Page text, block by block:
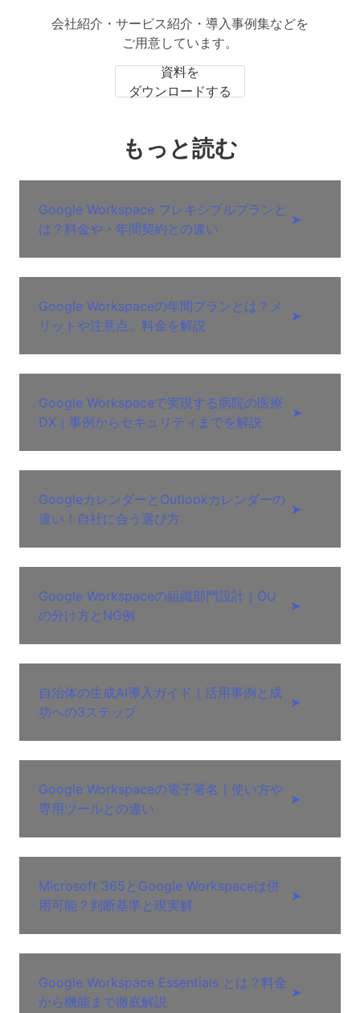
会社紹介・サービス紹介・導入事例集などを
ご用意しています。
資料を
ダウンロードする
もっと読む
Google Workspace フレキシブルプランと
は？料金や・年間契約との違い
➤
Google Workspaceの年間プランとは？メ
リットや注意点、料金を解説
➤
Google Workspaceで実現する病院の医療
DX｜事例からセキュリティまでを解説
➤
GoogleカレンダーとOutlookカレンダーの
違い！自社に合う選び方
➤
Google Workspaceの組織部門設計｜OU
の分け方とNG例
➤
自治体の生成AI導入ガイド｜活用事例と成
功への3ステップ
➤
Google Workspaceの電子署名｜使い方や
専用ツールとの違い
➤
Microsoft 365とGoogle Workspaceは併
用可能？判断基準と現実解
➤
Google Workspace Essentials とは？料金
から機能まで徹底解説
➤